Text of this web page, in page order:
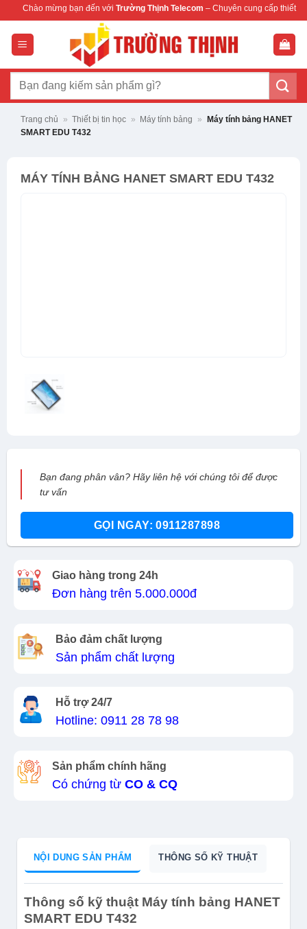
dung
bạn đến vớiTrường Thịnh Telecom– Chuyên cung cấp thiết bị mạng &
Tìm
Trang chủ » Thiết bị tin học » Máy tính bảng »
Máy tính bảng HANET
SMART EDU T432
MÁY TÍNH BẢNG HANET SMART EDU T432
Bạn đang phân vân? Hãy liên hệ với chúng tôi để được
tư vấn
GỌI NGAY: 0911287898
Giao hàng trong 24h
Đơn hàng trên 5.000.000đ
Bảo đảm chất lượng
Sản phẩm chất lượng
Hỗ trợ 24/7
Hotline: 0911 28 78 98
Sản phẩm chính hãng
Có chứng từ CO & CQ
NỘI DUNG SẢN PHẨM THÔNG SỐ KỸ THUẬT
Thông số kỹ thuật Máy tính bảng HANET
SMART EDU T432